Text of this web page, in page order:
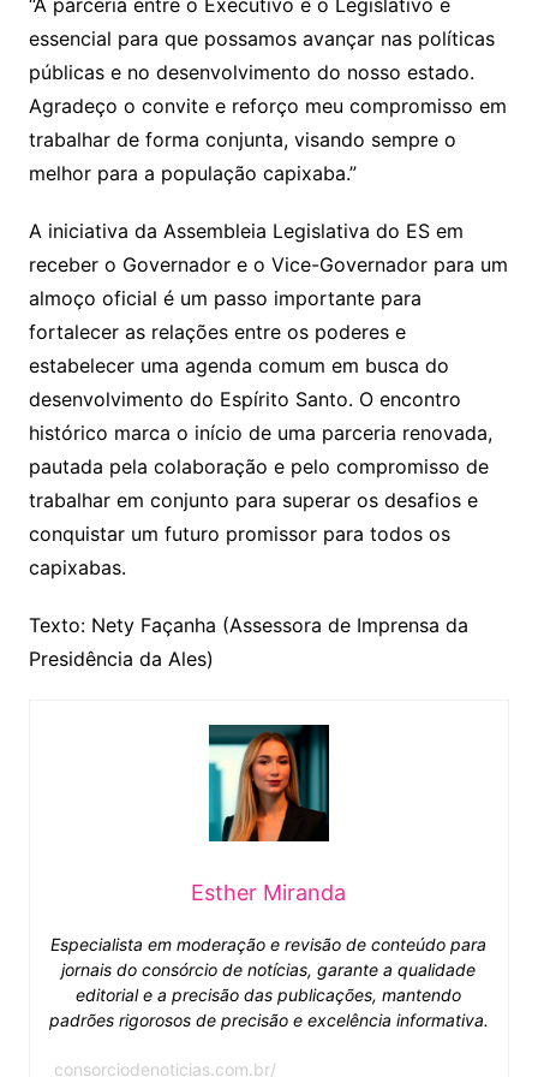
essencial para que possamos avançar nas políticas
públicas e no desenvolvimento do nosso estado.
Agradeço o convite e reforço meu compromisso em
trabalhar de forma conjunta, visando sempre o
melhor para a população capixaba.”
A iniciativa da Assembleia Legislativa do ES em
receber o Governador e o Vice-Governador para um
almoço oficial é um passo importante para
fortalecer as relações entre os poderes e
estabelecer uma agenda comum em busca do
desenvolvimento do Espírito Santo. O encontro
histórico marca o início de uma parceria renovada,
pautada pela colaboração e pelo compromisso de
trabalhar em conjunto para superar os desafios e
conquistar um futuro promissor para todos os
capixabas.
Texto: Nety Façanha (Assessora de Imprensa da
Presidência da Ales)
Esther Miranda
Especialista em moderação e revisão de conteúdo para
jornais do consórcio de notícias, garante a qualidade
editorial e a precisão das publicações, mantendo
padrões rigorosos de precisão e excelência informativa.
consorciodenoticias.com.br/